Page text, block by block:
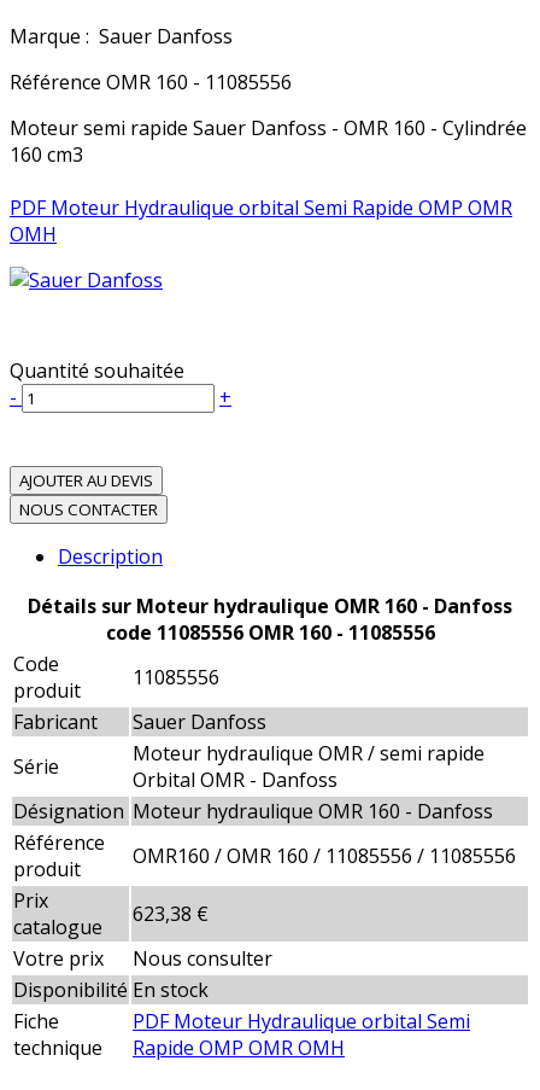
Marque : Sauer Danfoss
Référence OMR 160 - 11085556
Moteur semi rapide Sauer Danfoss - OMR 160 - Cylindrée
160 cm3
PDF Moteur Hydraulique orbital Semi Rapide OMP OMR
OMH
Quantité souhaitée
-
+
AJOUTER AU DEVIS
NOUS CONTACTER
Description
Détails sur Moteur hydraulique OMR 160 - Danfoss
code 11085556 OMR 160 - 11085556
Code
produit
11085556
Fabricant
Sauer Danfoss
Série
Moteur hydraulique OMR / semi rapide
Orbital OMR - Danfoss
Désignation Moteur hydraulique OMR 160 - Danfoss
Référence
produit
OMR160 / OMR 160 / 11085556 / 11085556
Prix
catalogue
623,38 €
Votre prix
Nous consulter
Disponibilité En stock
Fiche
technique
PDF Moteur Hydraulique orbital Semi
Rapide OMP OMR OMH